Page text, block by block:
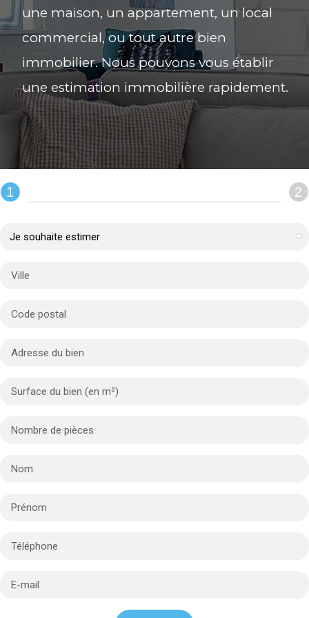
une maison, un appartement, un local
commercial, ou tout autre bien
immobilier. Nous pouvons vous établir
une estimation immobilière rapidement.
REMPLIR LE FORMULAIRE :
1 2